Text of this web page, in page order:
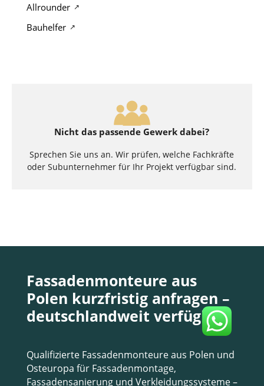
Allrounder
Bauhelfer
Nicht das passende Gewerk dabei?
Sprechen Sie uns an. Wir prüfen, welche Fachkräfte
oder Subunternehmer für Ihr Projekt verfügbar sind.
Fassadenmonteure aus
Polen kurzfristig anfragen –
deutschlandweit verfügbar
Qualifizierte Fassadenmonteure aus Polen und
Osteuropa für Fassadenmontage,
Fassadensanierung und Verkleidungssysteme –